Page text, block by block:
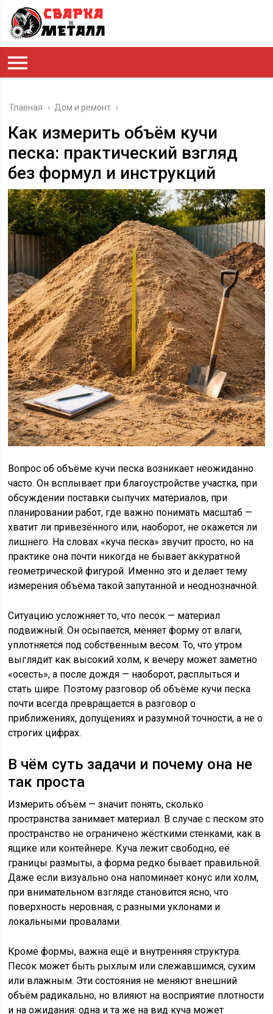
Главная › Дом и ремонт ›
Как измерить объём кучи
песка: практический взгляд
без формул и инструкций
Вопрос об объёме кучи песка возникает неожиданно
часто. Он всплывает при благоустройстве участка, при
обсуждении поставки сыпучих материалов, при
планировании работ, где важно понимать масштаб —
хватит ли привезённого или, наоборот, не окажется ли
лишнего. На словах «куча песка» звучит просто, но на
практике она почти никогда не бывает аккуратной
геометрической фигурой. Именно это и делает тему
измерения объёма такой запутанной и неоднозначной.
Ситуацию усложняет то, что песок — материал
подвижный. Он осыпается, меняет форму от влаги,
уплотняется под собственным весом. То, что утром
выглядит как высокий холм, к вечеру может заметно
«осесть», а после дождя — наоборот, расплыться и
стать шире. Поэтому разговор об объёме кучи песка
почти всегда превращается в разговор о
приближениях, допущениях и разумной точности, а не о
строгих цифрах.
В чём суть задачи и почему она не
так проста
Измерить объём — значит понять, сколько
пространства занимает материал. В случае с песком это
пространство не ограничено жёсткими стенками, как в
ящике или контейнере. Куча лежит свободно, её
границы размыты, а форма редко бывает правильной.
Даже если визуально она напоминает конус или холм,
при внимательном взгляде становится ясно, что
поверхность неровная, с разными уклонами и
локальными провалами.
Кроме формы, важна ещё и внутренняя структура.
Песок может быть рыхлым или слежавшимся, сухим
или влажным. Эти состояния не меняют внешний
объём радикально, но влияют на восприятие плотности
и на ожидания: одна и та же на вид куча может